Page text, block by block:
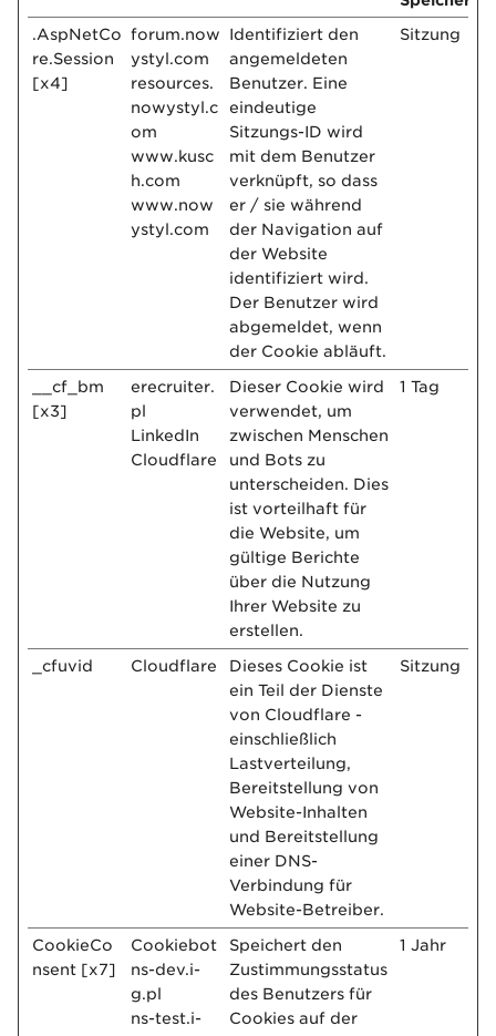
.AspNetCo
re.Session
[x4]
forum.now
ystyl.com
resources.
nowystyl.c
om
www.kusc
h.com
www.now
ystyl.com
Identifiziert den
angemeldeten
Benutzer. Eine
eindeutige
Sitzungs-ID wird
mit dem Benutzer
verknüpft, so dass
er / sie während
der Navigation auf
der Website
identifiziert wird.
Der Benutzer wird
abgemeldet, wenn
der Cookie abläuft.
Sitzung
__cf_bm
[x3]
erecruiter.
pl
LinkedIn
Cloudflare
Dieser Cookie wird
verwendet, um
zwischen Menschen
und Bots zu
unterscheiden. Dies
ist vorteilhaft für
die Website, um
gültige Berichte
über die Nutzung
Ihrer Website zu
erstellen.
1 Tag
_cfuvid Cloudflare
Dieses Cookie ist
ein Teil der Dienste
von Cloudflare -
einschließlich
Lastverteilung,
Bereitstellung von
Website-Inhalten
und Bereitstellung
einer DNS-
Verbindung für
Website-Betreiber.
Sitzung
CookieCo
nsent [x7]
Cookiebot
ns-dev.i-
g.pl
ns-test.i-
Speichert den
Zustimmungsstatus
des Benutzers für
Cookies auf der
1 Jahr